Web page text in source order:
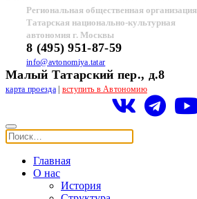
Региональная общественная организация
Татарская национально-культурная
автономия г. Москвы
8 (495) 951-87-59
info@avtonomiya.tatar
Малый Татарский пер., д.8
карта проезда| вступить в Автономию
Главная
О нас
История